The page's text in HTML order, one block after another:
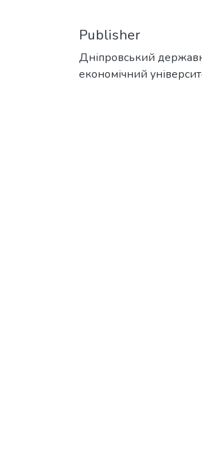
Publisher
Дніпровський
економічний